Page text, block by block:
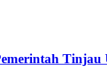
Tinjau